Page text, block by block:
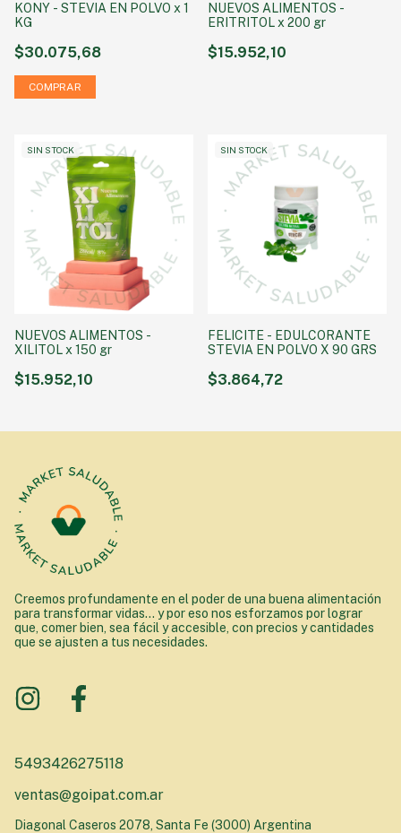
KONY - STEVIA EN POLVO x 1
KG
$30.075,68
NUEVOS ALIMENTOS -
ERITRITOL x 200 gr
$15.952,10
SIN STOCK
NUEVOS ALIMENTOS -
XILITOL x 150 gr
$15.952,10
SIN STOCK
FELICITE - EDULCORANTE
STEVIA EN POLVO X 90 GRS
$3.864,72
Creemos profundamente en el poder de una buena alimentación
para transformar vidas... y por eso nos esforzamos por lograr
que, comer bien, sea fácil y accesible, con precios y cantidades
que se ajusten a tus necesidades.
5493426275118
ventas@goipat.com.ar
Diagonal Caseros 2078, Santa Fe (3000) Argentina